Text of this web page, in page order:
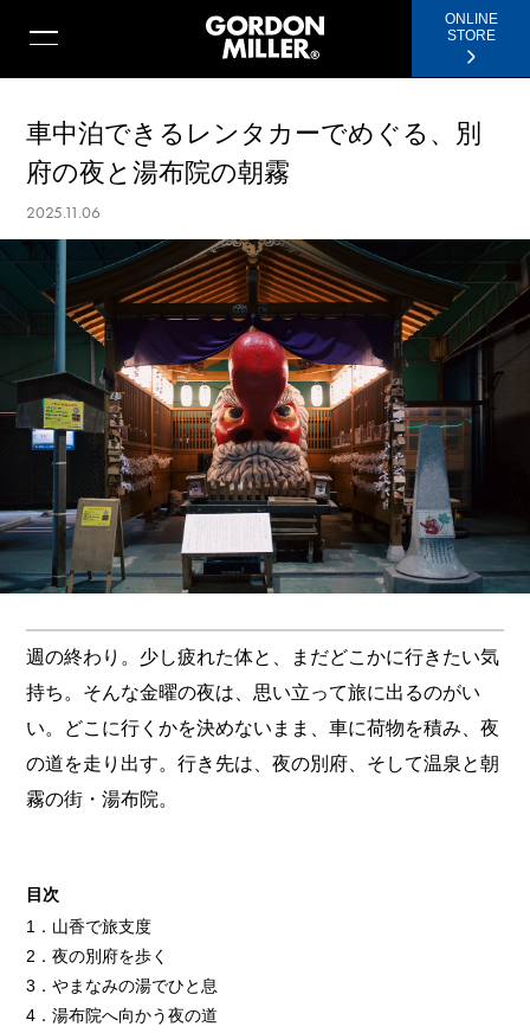
ONLINE
STORE
車中泊できるレンタカーでめぐる、別
府の夜と湯布院の朝霧
2025.11.06
週の終わり。少し疲れた体と、まだどこかに行きたい気
持ち。そんな金曜の夜は、思い立って旅に出るのがい
い。どこに行くかを決めないまま、車に荷物を積み、夜
の道を走り出す。行き先は、夜の別府、そして温泉と朝
霧の街・湯布院。
目次
1．山香で旅支度
2．夜の別府を歩く
3．やまなみの湯でひと息
4．湯布院へ向かう夜の道